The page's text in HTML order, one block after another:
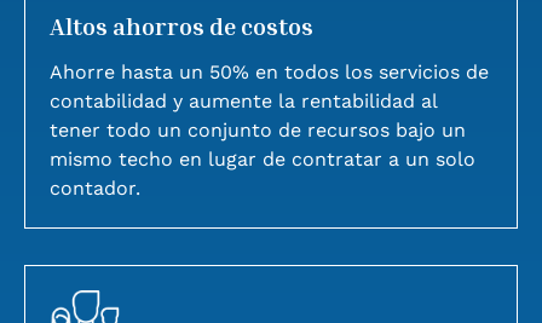
Altos ahorros de costos
Ahorre hasta un 50% en todos los servicios de
contabilidad y aumente la rentabilidad al
tener todo un conjunto de recursos bajo un
mismo techo en lugar de contratar a un solo
contador.